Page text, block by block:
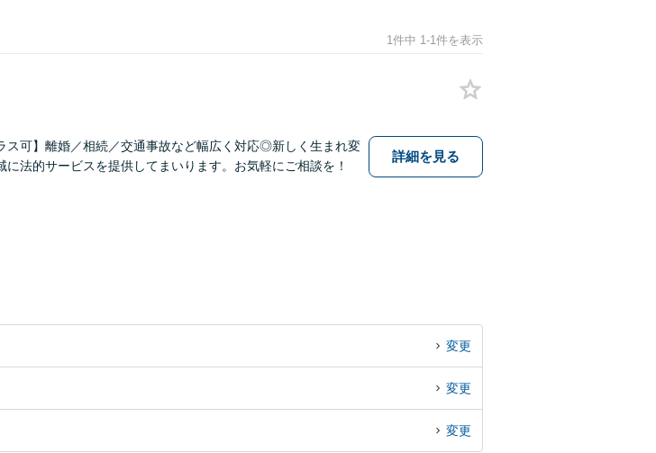
1件中 1-1件を表示
ス可】離婚／相続／交通事故など幅広く対応◎新しく生まれ変
法的サービスを提供してまいります。お気軽にご相談を！
詳細を見る
変更
変更
変更